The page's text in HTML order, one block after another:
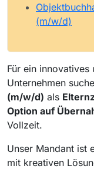
(m/w/d)
Für ein
Unternehmen
(m/w/d) als
Option auf
Vollzeit.
Unser Mandant ist
mit kreativen